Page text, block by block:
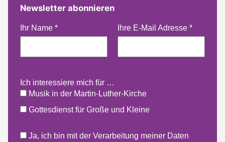
Newsletter abonnieren
Ihr Name * Ihre E-Mail Adresse *
Ich interessiere mich für …
Musik in der Martin-Luther-Kirche
Gottesdienst für Große und Kleine
Ja, ich bin mit der Verarbeitung meiner Daten